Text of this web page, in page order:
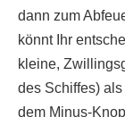
dann zum
könnt Ihr
kleine,
des Schiffes)
dem Minus-